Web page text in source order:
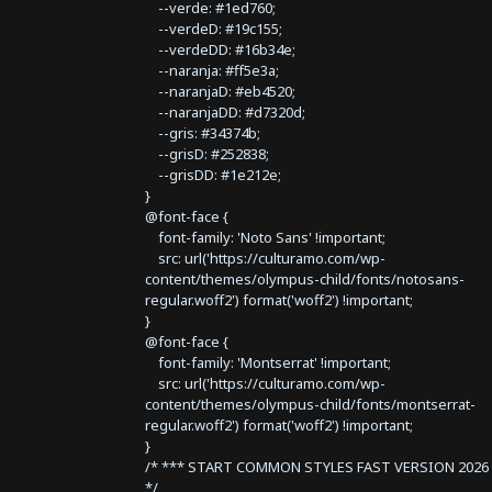
--verde: #1ed760;
--verdeD: #19c155;
--verdeDD: #16b34e;
--naranja: #ff5e3a;
--naranjaD: #eb4520;
--naranjaDD: #d7320d;
--gris: #34374b;
--grisD: #252838;
--grisDD: #1e212e;
}
@font-face {
font-family: 'Noto Sans' !important;
src: url('https://culturamo.com/wp-
content/themes/olympus-child/fonts/notosans-
regular.woff2') format('woff2') !important;
}
@font-face {
font-family: 'Montserrat' !important;
src: url('https://culturamo.com/wp-
content/themes/olympus-child/fonts/montserrat-
regular.woff2') format('woff2') !important;
}
/* *** START COMMON STYLES FAST VERSION
*/